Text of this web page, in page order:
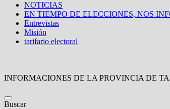
NOTICIAS
EN TIEMPO DE ELECCIONES, NOS
Entrevistas
Misión
tarifario electoral
INFORMACIONES DE LA PROVINCIA DE
Buscar